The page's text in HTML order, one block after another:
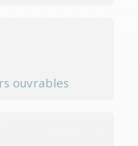
ouvrables